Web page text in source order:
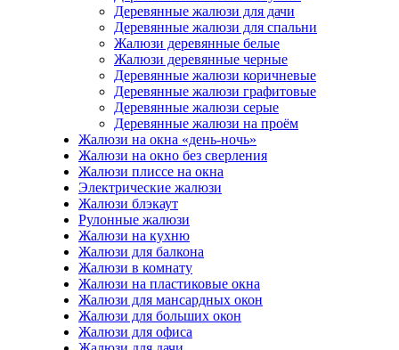
Деревянные жалюзи для дачи
Деревянные жалюзи для спальни
Жалюзи деревянные белые
Жалюзи деревянные черные
Деревянные жалюзи коричневые
Деревянные жалюзи графитовые
Деревянные жалюзи серые
Деревянные жалюзи на проём
Жалюзи на окна «день-ночь»
Жалюзи на окно без сверления
Жалюзи плиссе на окна
Электрические жалюзи
Жалюзи блэкаут
Рулонные жалюзи
Жалюзи на кухню
Жалюзи для балкона
Жалюзи в комнату
Жалюзи на пластиковые окна
Жалюзи для мансардных окон
Жалюзи для больших окон
Жалюзи для офиса